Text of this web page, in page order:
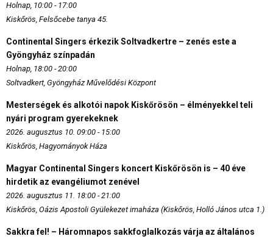
Holnap, 10:00 - 17:00
Kiskőrös, Felsőcebe tanya 45.
Continental Singers érkezik Soltvadkertre – zenés este a
Gyöngyház színpadán
Holnap, 18:00 - 20:00
Soltvadkert, Gyöngyház Művelődési Központ
Mesterségek és alkotói napok Kiskőrösön – élményekkel teli
nyári program gyerekeknek
2026. augusztus 10. 09:00 - 15:00
Kiskőrös, Hagyományok Háza
Magyar Continental Singers koncert Kiskőrösön is – 40 éve
hirdetik az evangéliumot zenével
2026. augusztus 11. 18:00 - 21:00
Kiskőrös, Oázis Apostoli Gyülekezet imaháza (Kiskőrös, Holló János utca 1.)
Sakkra fel! – Háromnapos sakkfoglalkozás várja az általános